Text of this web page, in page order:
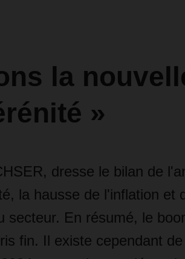
la
»
dresse le bilan de
la hausse de l'inflation et
secteur. En résumé, le
fin. Il existe cependant